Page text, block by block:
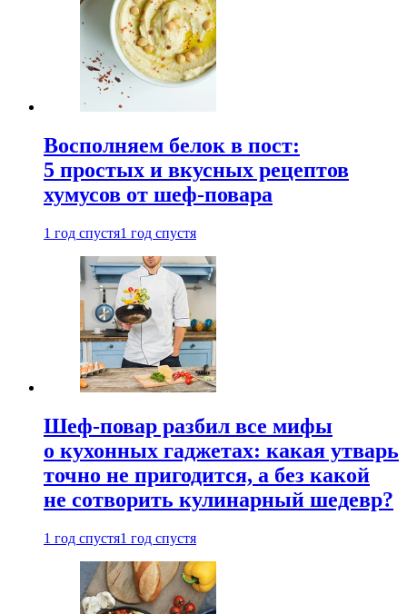
Восполняем белок в пост:
5 простых и вкусных рецептов
хумусов от шеф-повара
1 год спустя1 год спустя
Шеф-повар разбил все мифы
о кухонных гаджетах: какая утварь
точно не пригодится, а без какой
не сотворить кулинарный шедевр?
1 год спустя1 год спустя